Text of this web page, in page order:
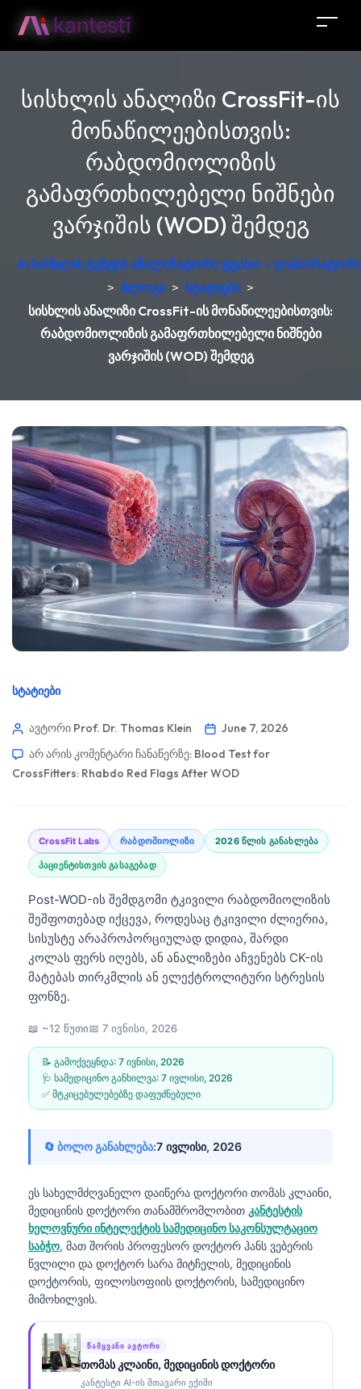
სისხლის ანალიზი CrossFit-ის
მონაწილეებისთვის:
რაბდომიოლიზის
გამაფრთხილებელი ნიშნები
ვარჯიშის (WOD) შემდეგ
AI სისხლის ტესტის ანალიზატორი უფასო –
> ბლოგი > სტატიები >
სისხლის ანალიზი CrossFit-ის მონაწილეებისთვის:
რაბდომიოლიზის გამაფრთხილებელი ნიშნები
ვარჯიშის (WOD) შემდეგ
ᲡᲢᲐᲢᲘᲔᲑᲘ
ავტორი Prof. Dr. Thomas Klein
June 7, 2026
არ არის კომენტარი ჩანაწერზე: Blood Test for
CrossFitters: Rhabdo Red Flags After WOD
CrossFit Labs რაბდომიოლიზი 2026 წლის განახლება
პაციენტისთვის გასაგებად
Post-WOD-ის შემდგომი ტკივილი რაბდომიოლიზის
შეშფოთებად იქცევა, როდესაც ტკივილი ძლიერია,
სისუსტე არაპროპორციულად დიდია, შარდი
კოლას ფერს იღებს, ან ანალიზები აჩვენებს CK-ის
მატებას თირკმლის ან ელექტროლიტური სტრესის
ფონზე.
📖 ~12 წუთი📅 7 ივნისი, 2026
📝 გამოქვეყნდა: 7 ივნისი, 2026
🩺 სამედიცინო განხილვა: 7 ივლისი, 2026
✅ მტკიცებულებებზე დაფუძნებული
🔄 ბოლო განახლება:7 ივლისი, 2026
ეს სახელმძღვანელო დაიწერა დოქტორი თომას კლაინი,
მედიცინის დოქტორი თანამშრომლობით კანტესტის
ხელოვნური ინტელექტის სამედიცინო საკონსულტაციო
საბჭო, მათ შორის პროფესორ დოქტორ ჰანს ვებერის
წვლილი და დოქტორ სარა მიტჩელის, მედიცინის
დოქტორის, ფილოსოფიის დოქტორის, სამედიცინო
მიმოხილვის.
ᲬᲐᲛᲧᲕᲐᲜᲘ ᲐᲕᲢᲝᲠᲘ
თომას კლაინი, მედიცინის დოქტორი
კანტესტი AI-ის მთავარი ექიმი